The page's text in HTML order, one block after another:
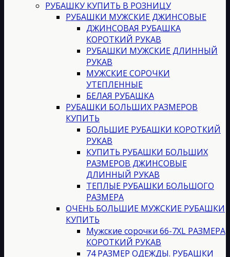
РУБАШКУ КУПИТЬ В РОЗНИЦУ
РУБАШКИ МУЖСКИЕ ДЖИНСОВЫЕ
ДЖИНСОВАЯ РУБАШКА
КОРОТКИЙ РУКАВ
РУБАШКИ МУЖСКИЕ ДЛИННЫЙ
РУКАВ
МУЖСКИЕ СОРОЧКИ
УТЕПЛЕННЫЕ
БЕЛАЯ РУБАШКА
РУБАШКИ БОЛЬШИХ РАЗМЕРОВ
КУПИТЬ
БОЛЬШИЕ РУБАШКИ КОРОТКИЙ
РУКАВ
КУПИТЬ РУБАШКИ БОЛЬШИХ
РАЗМЕРОВ ДЖИНСОВЫЕ
ДЛИННЫЙ РУКАВ
ТЕПЛЫЕ РУБАШКИ БОЛЬШОГО
РАЗМЕРА
ОЧЕНЬ БОЛЬШИЕ МУЖСКИЕ РУБАШКИ
КУПИТЬ
Мужские сорочки 66-7XL РАЗМЕРА
КОРОТКИЙ РУКАВ
74 РАЗМЕР ОДЕЖДЫ. РУБАШКИ